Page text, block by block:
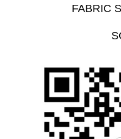
FABRIC